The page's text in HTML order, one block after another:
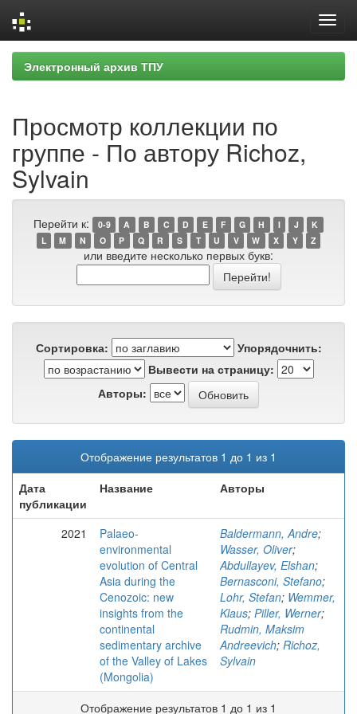
Skip
navigation
Электронный архив ТПУ
Просмотр коллекции по
группе - По автору Richoz,
Sylvain
Перейти к: 0-9 A B C D E F G H I J
K
L
M N O P Q R S T U V W X Y Z
или введите несколько первых букв:
Сортировка:
Упорядочнить:
Вывести на страницу:
Авторы:
Отображение результатов 1 до 1 из 1
Дата
публикации
Название Авторы
2021
Palaeo-
environmental
evolution of Central
Asia during the
Cenozoic: new
insights from the
continental
sedimentary archive
of the Valley of Lakes
(Mongolia)
Baldermann, Andre;
Wasser, Oliver;
Abdullayev, Elshan;
Bernasconi, Stefano;
Lohr, Stefan; Wemmer,
Klaus; Piller, Werner;
Rudmin, Maksim
Andreevich; Richoz,
Sylvain
Отображение результатов 1 до 1 из 1